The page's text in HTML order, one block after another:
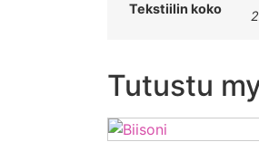
Tekstiilin koko
Tutustu